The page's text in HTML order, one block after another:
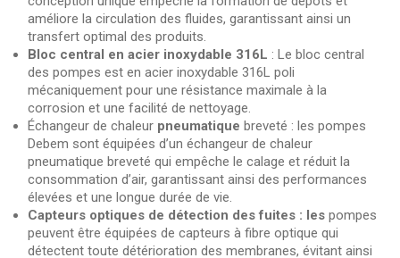
améliore la circulation des fluides, garantissant ainsi un
transfert optimal des produits.
Bloc central en acier inoxydable 316L : Le bloc central
des pompes est en acier inoxydable 316L poli
mécaniquement pour une résistance maximale à la
corrosion et une facilité de nettoyage.
Échangeur de chaleur pneumatique breveté : les pompes
Debem sont équipées d’un échangeur de chaleur
pneumatique breveté qui empêche le calage et réduit la
consommation d’air, garantissant ainsi des performances
élevées et une longue durée de vie.
Capteurs optiques de détection des fuites : les pompes
peuvent être équipées de capteurs à fibre optique qui
détectent toute détérioration des membranes, évitant ainsi